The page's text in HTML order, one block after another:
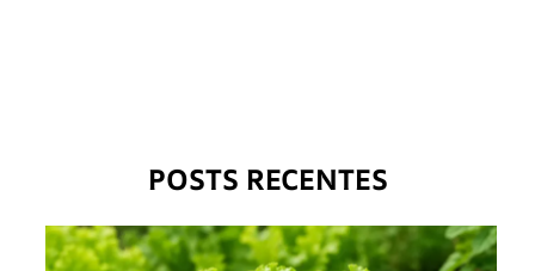
POSTS RECENTES